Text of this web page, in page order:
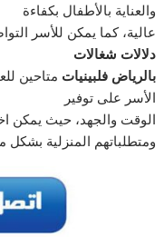
والعناية بالأطفال بكفاءة
عالية، كما يمكن للأسر
دلالات شغالات
بالرياض فلبينيات متاحين
الأسر على توفير
الوقت والجهد، حيث يمكن
ومتطلباتهم المنزلية بشكل